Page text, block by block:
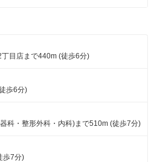
目店まで440m (徒歩6分)
歩6分)
科・整形外科・内科)まで510m (徒歩7分)
歩7分)